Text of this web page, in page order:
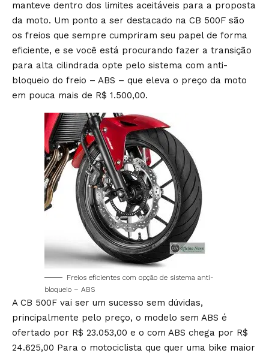
manteve dentro dos limites aceitáveis para a proposta
da moto. Um ponto a ser destacado na CB 500F são
os freios que sempre cumpriram seu papel de forma
eficiente, e se você está procurando fazer a transição
para alta cilindrada opte pelo sistema com anti-
bloqueio do freio – ABS – que eleva o preço da moto
em pouca mais de R$ 1.500,00.
Freios eficientes com opção de sistema anti-
bloqueio – ABS
A CB 500F vai ser um sucesso sem dúvidas,
principalmente pelo preço, o modelo sem ABS é
ofertado por R$ 23.053,00 e o com ABS chega por R$
24.625,00 Para o motociclista que quer uma bike maior